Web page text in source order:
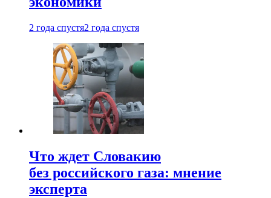
2 года спустя2 года спустя
Что ждет Словакию
без российского газа: мнение
эксперта